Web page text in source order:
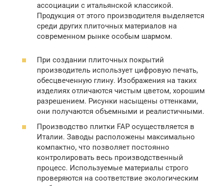
ассоциации с итальянской классикой.
Продукция от этого производителя выделяется
среди других плиточных материалов на
современном рынке особым шармом.
При создании плиточных покрытий
производитель использует цифровую печать,
обесцвеченную глину. Изображения на таких
изделиях отличаются чистым цветом, хорошим
разрешением. Рисунки насыщены оттенками,
они получаются объемными и реалистичными.
Производство плитки FAP осуществляется в
Италии. Заводы расположены максимально
компактно, что позволяет постоянно
контролировать весь производственный
процесс. Используемые материалы строго
проверяются на соответствие экологическим